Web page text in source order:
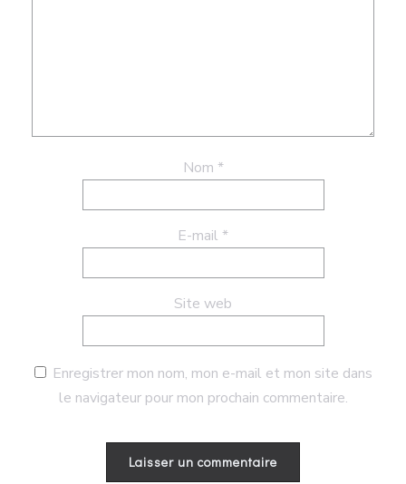
Nom *
E-mail *
Site web
Enregistrer mon nom, mon e-mail et mon site dans
le navigateur pour mon prochain commentaire.